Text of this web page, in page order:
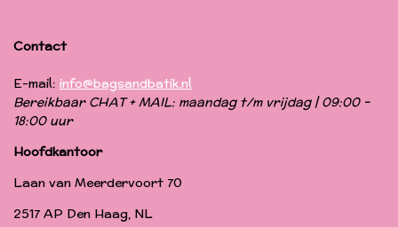
Contact
E-mail: info@bagsandbatik.nl
Bereikbaar CHAT + MAIL: maandag t/m vrijdag | 09:00 -
18:00 uur
Hoofdkantoor
Laan van Meerdervoort 70
2517 AP Den Haag, NL